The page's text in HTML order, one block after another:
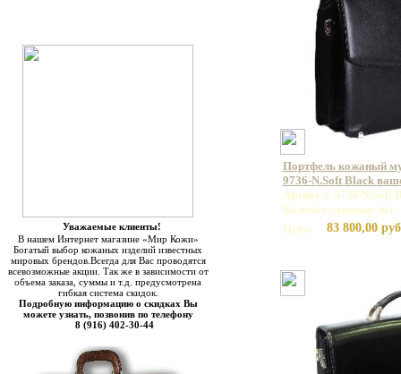
Уважаемые клиенты!
В нашем Интернет магазине «Мир Кожи»
Богатый выбор кожаных изделий известных
мировых брендов.Всегда для Вас проводятся
всевозможные акции. Так же в зависимости от
объема заказа, суммы и т.д. предусмотрена
гибкая система скидок.
Подробную информацию о скидках Вы
можете узнать, позвонив по телефону
8 (916) 402-30-44
Портфель кожаный
9736-N.Soft Black
Артикул: 9736 N.Soft
Базовая единица: шт
Цена:
83 800,00